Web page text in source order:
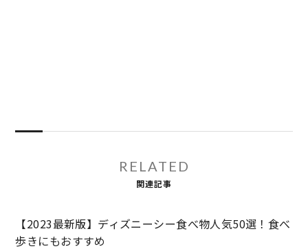
RELATED
関連記事
【2023最新版】ディズニーシー食べ物人気50選！食べ
歩きにもおすすめ